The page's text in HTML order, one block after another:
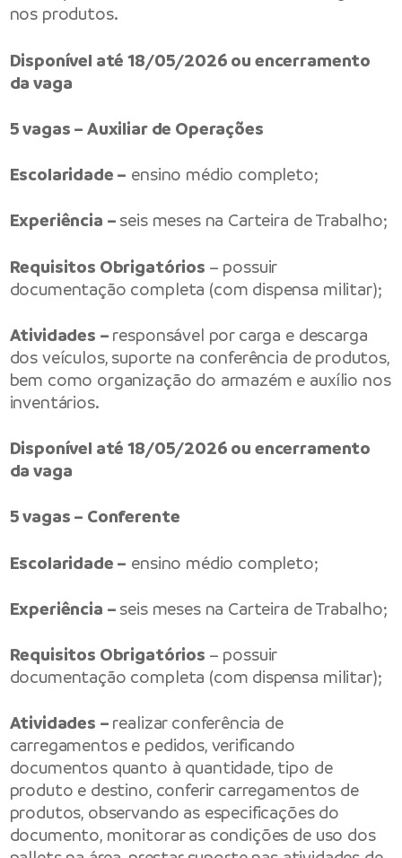
nos produtos.
Disponível até 18/05/2026 ou encerramento
da vaga
5 vagas – Auxiliar de Operações
Escolaridade – ensino médio completo;
Experiência – seis meses na Carteira de Trabalho;
Requisitos Obrigatórios – possuir
documentação completa (com dispensa militar);
Atividades – responsável por carga e descarga
dos veículos, suporte na conferência de produtos,
bem como organização do armazém e auxílio nos
inventários.
Disponível até 18/05/2026 ou encerramento
da vaga
5 vagas – Conferente
Escolaridade – ensino médio completo;
Experiência – seis meses na Carteira de Trabalho;
Requisitos Obrigatórios – possuir
documentação completa (com dispensa militar);
Atividades – realizar conferência de
carregamentos e pedidos, verificando
documentos quanto à quantidade, tipo de
produto e destino, conferir carregamentos de
produtos, observando as especificações do
documento, monitorar as condições de uso dos